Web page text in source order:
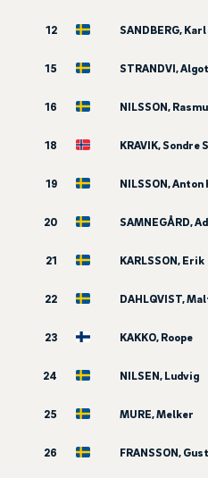
12 SANDBERG, Karl
15 STRANDVI, Algot
16 NILSSON,
18 KRAVIK, Sondre
19 NILSSON, Anton
20 SAMNEGÅRD,
21 KARLSSON, Erik
22 DAHLQVIST,
23 KAKKO, Roope
24 NILSEN, Ludvig
25 MURE, Melker
26 FRANSSON,